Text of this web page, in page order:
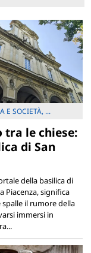
E SOCIETÀ, ...
tra le chiese:
di San
della basilica di
Piacenza, significa
spalle il rumore della
immersi in